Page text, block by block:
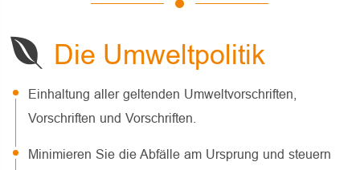
Die Umweltpolitik
Einhaltung aller geltenden Umweltvorschriften,
Vorschriften und Vorschriften.
Minimieren Sie die Abfälle am Ursprung und steuern